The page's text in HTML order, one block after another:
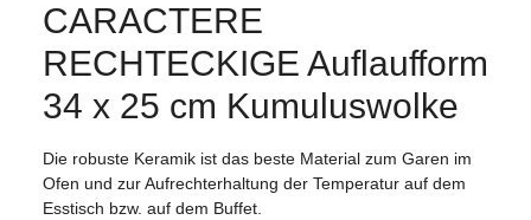
CARACTERE
RECHTECKIGE Auflaufform
34 x 25 cm Kumuluswolke
Die robuste Keramik ist das beste Material zum Garen im
Ofen und zur Aufrechterhaltung der Temperatur auf dem
Esstisch bzw. auf dem Buffet.